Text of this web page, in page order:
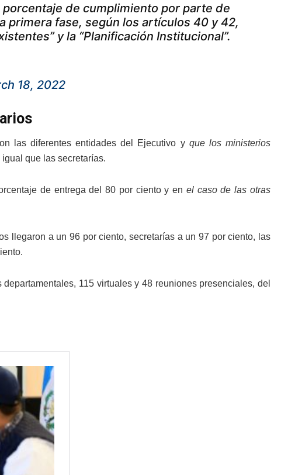
de cumplimiento por parte de
primera fase, según los artículos 40 y 42,
y la “Planificación Institucional”.
18, 2022
las diferentes entidades del Ejecutivo y que los ministerios
que las secretarías.
de entrega del 80 por ciento y en el caso de las otras
llegaron a un 96 por ciento, secretarías a un 97 por ciento, las
115 virtuales y 48 reuniones presenciales, del